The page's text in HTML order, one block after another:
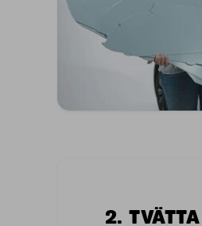
2.